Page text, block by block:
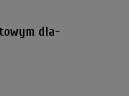
dla-